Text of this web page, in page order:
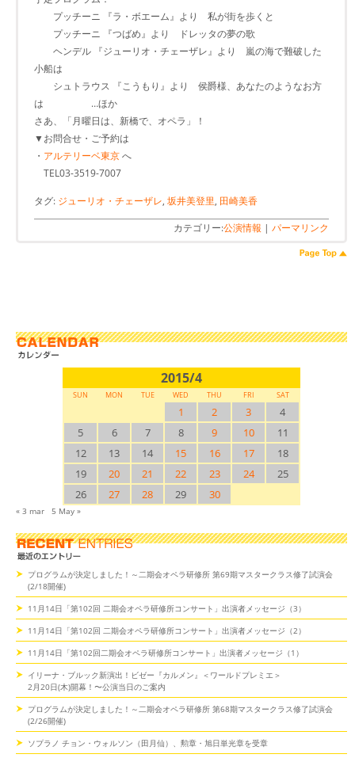
プッチーニ 『ラ・ボエーム』より 私が街を歩くと
プッチーニ 『つばめ』より ドレッタの夢の歌
ヘンデル 『ジューリオ・チェーザレ』より 嵐の海で難破した
小船は
シュトラウス 『こうもり』より 侯爵様、あなたのようなお方
は …ほか
さあ、「月曜日は、新橋で、オペラ」！
▼お問合せ・ご予約は
・ アルテリーベ東京へ
TEL03-3519-7007
タグ: ジューリオ・チェーザレ, 坂井美登里, 田崎美香
カテゴリー:公演情報 | パーマリンク
2015/4
SUN MON TUE WED THU FRI SAT
1 2 3
4
5
6 7 8 9 10
11
12
13 14 15 16 17
18
19
20 21 22 23 24
25
26
27 28 29 30
« 3 mar 5 May »
プログラムが決定しました！～二期会オペラ研修所 第69期マスタークラス修了試演会
(2/18開催)
11月14日「第102回 二期会オペラ研修所コンサート」出演者メッセージ（3）
11月14日「第102回 二期会オペラ研修所コンサート」出演者メッセージ（2）
11月14日「第102回二期会オペラ研修所コンサート」出演者メッセージ（1）
イリーナ・ブルック新演出！ビゼー『カルメン』＜ワールドプレミエ＞
2月20日(木)開幕！〜公演当日のご案内
プログラムが決定しました！～二期会オペラ研修所 第68期マスタークラス修了試演会
(2/26開催)
ソプラノ チョン・ウォルソン（田月仙）、勲章・旭日単光章を受章